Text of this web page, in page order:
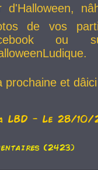
d'Halloween,
de vos
ou
prochaine et
LBD - Le 28/10/
(2423)